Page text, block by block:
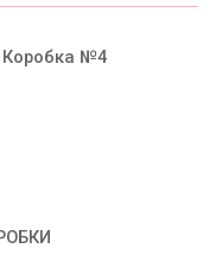
Коробка №4